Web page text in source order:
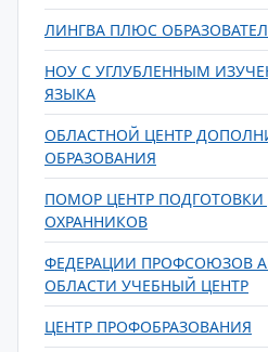
ЛИНГВА ПЛЮС
НОУ С УГЛУБЛЕННЫМ
ЯЗЫКА
ОБЛАСТНОЙ ЦЕНТР
ОБРАЗОВАНИЯ
ПОМОР ЦЕНТР ПОДГОТОВКИ
ОХРАННИКОВ
ФЕДЕРАЦИИ ПРОФСОЮЗОВ
ОБЛАСТИ УЧЕБНЫЙ ЦЕНТР
ЦЕНТР ПРОФОБРАЗОВАНИЯ